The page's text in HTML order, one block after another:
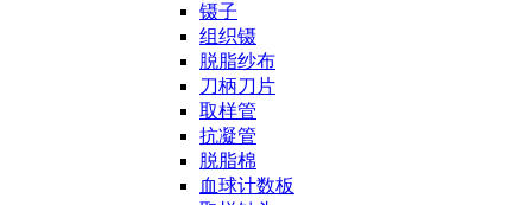
镊子
组织镊
脱脂纱布
刀柄刀片
取样管
抗凝管
脱脂棉
血球计数板